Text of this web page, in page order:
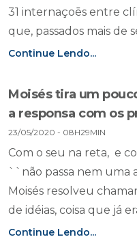
31 internaçoēs entre
que, passados mais de
Continue Lendo...
Moisés tira um
a responsa com os
23/05/2020 - 08H29MIN
Com o seu na reta, e
``não passa nem
Moisés resolveu
de idéias, coisa que já
Continue Lendo...